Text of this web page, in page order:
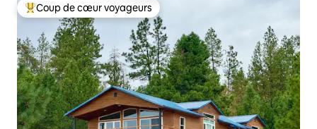
Coups de cœur voyageurs les plus appréciés
Coup de cœur voyageurs